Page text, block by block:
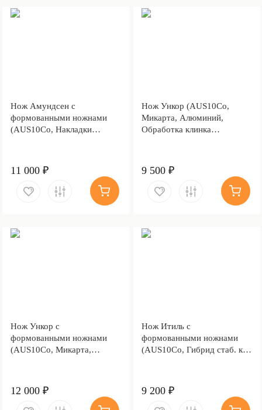
Нож Амундсен с
формованными ножнами
(AUS10Co, Накладки
11 000 ₽
Нож Ункор (AUS10Co,
Микарта, Алюминий,
Обработка клинка
9 500 ₽
Нож Ункор с
формованными ножнами
(AUS10Co, Микарта,
12 000 ₽
Нож Итиль с
формованными ножнами
(AUS10Co, Гибрид стаб. кап
9 200 ₽